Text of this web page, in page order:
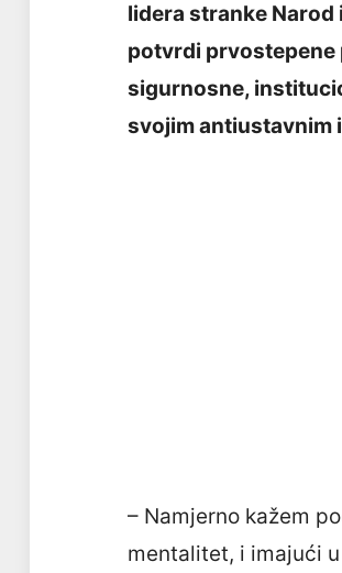
lidera stranke Narod
potvrdi prvostepene
sigurnosne,
svojim antiustavnim
– Namjerno kažem
mentalitet, i imajući